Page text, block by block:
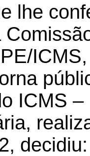
lhe
ICMS
decidiu: